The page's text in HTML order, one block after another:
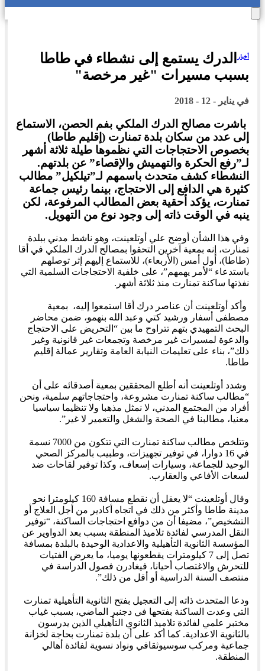
أخبار الدرك يستمع إلى نشطاء في طاطا
بسبب مسيرات "غير مرخصة"
في يناير - 12 - 2018
باشرت مصالح الدرك الملكي بفم الحصن، الاستماع
إلى عدد من سكان بلدة تمنارت (إقليم طاطا)
بخصوص الاحتجاجات التي نظموها طيلة ثلاثة أشهر
لـ”رفع الحكرة والتهميش والإقصاء” عن بلدتهم.
النشطاء كشف متحدث باسمهم لـ”تيلكيل” مطالب
كثيرة هي الدافع إلى الاحتجاج، بينما رئيس جماعة
تمنارت، يؤكد أحقية بعض المطالب المرفوعة، لكن
ينبه في الوقت ذاته إلى وجود نوع من التهويل.
وفي هذا الشأن أوضح علي أوتلعينت، وهو ناشط مدني ببلدة
تمنارت، إنه بمعية آخرين التحقوا بمصالح الدرك الملكي في أقا
(طاطا)، أول أمس (الأربعاء)، للاستماع إليهم إثر توصلهم
باستدعاء “لأمر يهمهم”، على خلفية الاحتجاجات السلمية التي
نفذتها ساكنة تمنارت منذ ثلاثة أشهر.
وأكد أوتلعينت أن عناصر درك أقا استمعوا إليه، بمعية
مصطفى أسفار ورشيد كتي وعبد الله بنهمو، ضمن محاضر
البحث التمهيدي بتهم تتراوح ما بين “التحريض على الاحتجاج
والدعوة لمسيرات غير مرخصة وتجمعات غير قانونية وغير
ذلك”، بناء على تعليمات النيابة العامة وتقارير عمالة إقليم
طاطا.
وشدد أوتلعينت أنه أطلع المحققين بمعية أصدقائه على أن
“مطالب ساكنة تمنارت مشروعة، واحتجاجاتهم سلمية، ونحن
أفراد من المجتمع المدني، لا نمثل مذهبا ولا تنظيما سياسيا
معنيا، مطالبنا في الصحة والشغل والتعمير لا غير”.
وتتلخص مطالب ساكنة تمنارت التي تتكون من 7000 نسمة
في 16 دوارا، في توفير تجهيزات، وطبيب بالمركز الصحي
الوحيد للجماعة، وسيارات إسعاف، وكذا توفير لقاحات ضد
لسعات الأفاعي والعقارب.
وقال أوتلعينت “لا يعقل أن نقطع مسافة 160 كيلومترا نحو
مدينة طاطا وأكثر من ذلك في اتجاه أكادير من أجل العلاج أو
التشخيص”، مضيفا أن من دوافع احتجاجات الساكنة، “توفير
النقل المدرسي لفائدة تلاميذ المنطقة بسبب بعد الدواوير عن
المؤسسة الثانوية التأهيلية والاعدادية الوحيدة بالبلدة بمسافة
تصل إلى 7 كيلومترات يقطعونها يوميا، ما يعرض الفتيات
للتحرش والاغتصاب أحيانا، فيغادرن فصول الدراسة في
منتصف السنة الدراسية أو أقل من ذلك”.
ودعا المتحدث ذاته إلى التعجيل بفتح الثانوية التأهيلية تمنارت
التي وعدت الساكنة بفتحها في دجنبر الماضي، بسبب غياب
مختبر علمي لفائدة تلاميذ الثانوي التأهيلي الذين يدرسون
بالثانوية الاعدادية. كما أكد على أن بلدة تمنارت بحاجة لخزانة
جماعية ومركب سوسيوثقافي ونواد نسوية لفائدة أهالي
المنطقة.